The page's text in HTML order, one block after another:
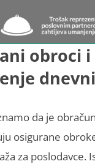
obroci i
da je
osigurane
za poslodavce.